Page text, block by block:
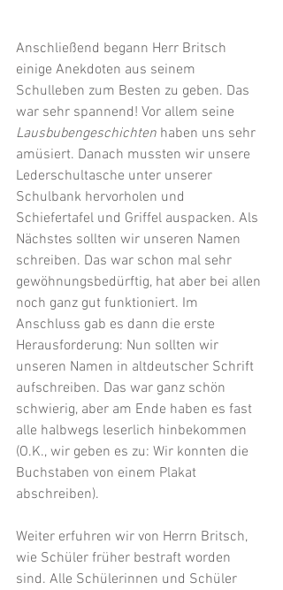
Anschließend begann Herr Britsch
einige Anekdoten aus seinem
Schulleben zum Besten zu geben. Das
war sehr spannend! Vor allem seine
Lausbubengeschichten haben uns sehr
amüsiert. Danach mussten wir unsere
Lederschultasche unter unserer
Schulbank hervorholen und
Schiefertafel und Griffel auspacken. Als
Nächstes sollten wir unseren Namen
schreiben. Das war schon mal sehr
gewöhnungsbedürftig, hat aber bei allen
noch ganz gut funktioniert. Im
Anschluss gab es dann die erste
Herausforderung: Nun sollten wir
unseren Namen in altdeutscher Schrift
aufschreiben. Das war ganz schön
schwierig, aber am Ende haben es fast
alle halbwegs leserlich hinbekommen
(O.K., wir geben es zu: Wir konnten die
Buchstaben von einem Plakat
abschreiben).
Weiter erfuhren wir von Herrn Britsch,
wie Schüler früher bestraft worden
sind. Alle Schülerinnen und Schüler